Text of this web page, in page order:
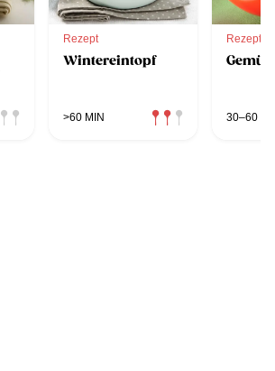
Rezept
Wintereintopf
>60 MIN
Rezept
30–60